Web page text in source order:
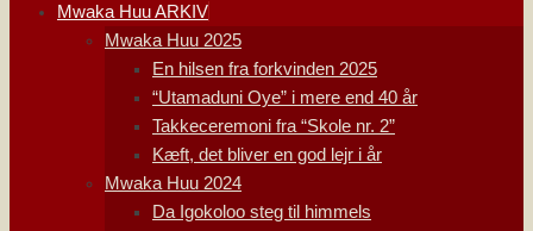
Mwaka Huu ARKIV
Mwaka Huu 2025
En hilsen fra forkvinden 2025
“Utamaduni Oye” i mere end 40 år
Takkeceremoni fra “Skole nr. 2”
Kæft, det bliver en god lejr i år
Mwaka Huu 2024
Da Igokoloo steg til himmels